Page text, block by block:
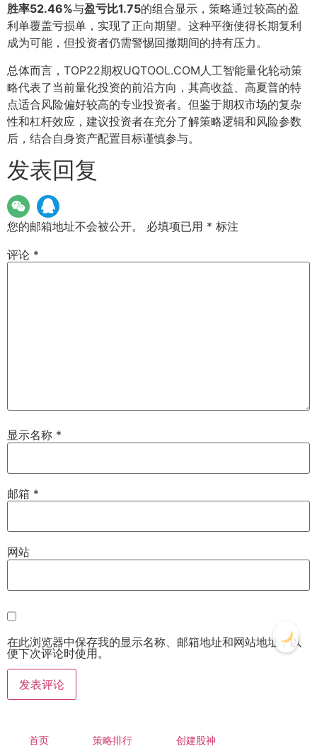
胜率52.46%与盈亏比1.75的组合显示，策略通过较高的盈
利单覆盖亏损单，实现了正向期望。这种平衡使得长期复利
成为可能，但投资者仍需警惕回撤期间的持有压力。
总体而言，TOP22期权UQTOOL.COM人工智能量化轮动策
略代表了当前量化投资的前沿方向，其高收益、高夏普的特
点适合风险偏好较高的专业投资者。但鉴于期权市场的复杂
性和杠杆效应，建议投资者在充分了解策略逻辑和风险参数
后，结合自身资产配置目标谨慎参与。
发表回复
您的邮箱地址不会被公开。 必填项已用 * 标注
评论 *
显示名称 *
邮箱 *
网站
在此浏览器中保存我的显示名称、邮箱地址和网站地址，以
便下次评论时使用。
首页 策略排行 创建股神